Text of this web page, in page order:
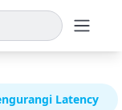
Latency